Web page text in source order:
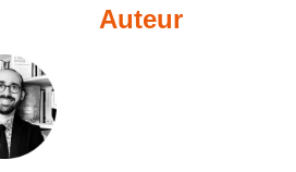
Auteur